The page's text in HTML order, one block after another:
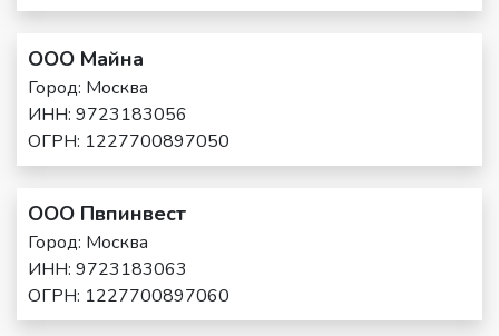
ООО Майна
Город: Москва
ИНН: 9723183056
ОГРН: 1227700897050
ООО Пвпинвест
Город: Москва
ИНН: 9723183063
ОГРН: 1227700897060